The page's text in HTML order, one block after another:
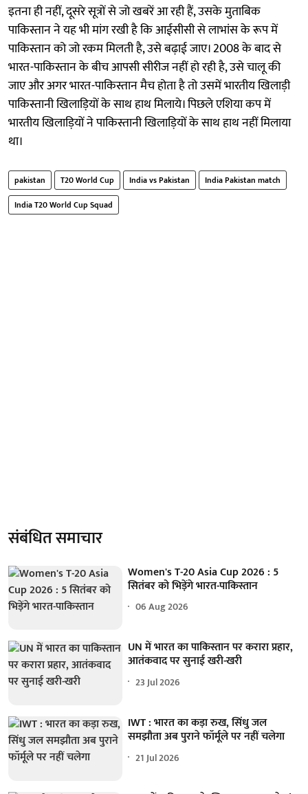
इतना ही नहीं, दूसरे सूत्रों से जो खबरें आ रही हैं, उसके मुताबिक
पाकिस्तान ने यह भी मांग रखी है कि आईसीसी से लाभांस के रूप में
पाकिस्तान को जो रकम मिलती है, उसे बढ़ाई जाए। 2008 के बाद से
भारत-पाकिस्तान के बीच आपसी सीरीज नहीं हो रही है, उसे चालू की
जाए और अगर भारत-पाकिस्तान मैच होता है तो उसमें भारतीय खिलाड़ी
पाकिस्तानी खिलाड़ियों के साथ हाथ मिलाये। पिछले एशिया कप में
भारतीय खिलाड़ियों ने पाकिस्तानी खिलाड़ियों के साथ हाथ नहीं मिलाया
था।
pakistan T20 World Cup India vs Pakistan
India Pakistan match
India T20 World Cup Squad
संबंधित समाचार
Women's T-20 Asia Cup 2026 : 5
सितंबर को भिड़ेंगे भारत-पाकिस्तान
06 Aug 2026
UN में भारत का पाकिस्तान पर करारा प्रहार,
आतंकवाद पर सुनाई खरी-खरी
23 Jul 2026
IWT : भारत का कड़ा रुख, सिंधु जल
समझौता अब पुराने फॉर्मूले पर नहीं चलेगा
21 Jul 2026